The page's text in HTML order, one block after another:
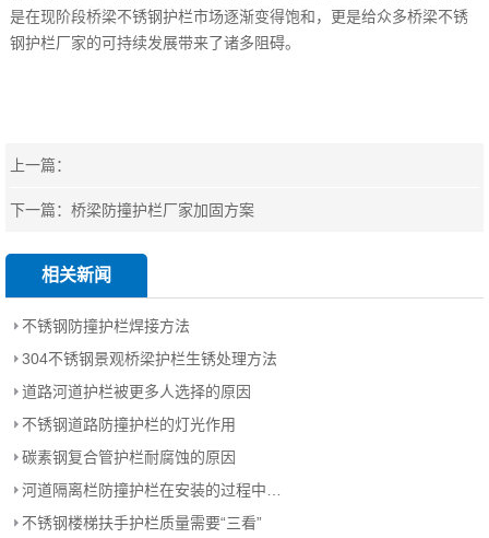
是在现阶段桥梁不锈钢护栏市场逐渐变得饱和，更是给众多桥梁不锈
钢护栏厂家的可持续发展带来了诸多阻碍。
上一篇：
下一篇：桥梁防撞护栏厂家加固方案
相关新闻
不锈钢防撞护栏焊接方法
304不锈钢景观桥梁护栏生锈处理方法
道路河道护栏被更多人选择的原因
不锈钢道路防撞护栏的灯光作用
碳素钢复合管护栏耐腐蚀的原因
不锈钢楼梯扶手护栏质量需要“三看”